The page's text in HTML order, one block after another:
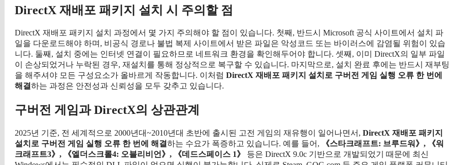
DirectX 재배포 패키지 설치 시 주의할 점
DirectX 재배포 패키지 설치 과정에서 몇 가지 주의해야 할 점이 있습니다. 첫째, 반드시 Microsoft 공식 사이트에서 설치 파
일을 다운로드해야 하며, 비공식 경로나 불법 복제 사이트에서 받은 파일은 악성코드 또는 바이러스에 감염될 위험이 있습
니다. 둘째, 설치 중에는 인터넷 연결이 필요하므로 네트워크 환경을 확인해두어야 합니다. 셋째, 이미 DirectX의 일부 파일
이 손상되었거나 누락된 경우, 재설치를 통해 정상적으로 복구할 수 있습니다. 마지막으로, 설치 완료 후에는 반드시 재부팅
을 해주셔야 모든 구성요소가 올바르게 작동합니다. 이처럼 DirectX 재배포 패키지 설치로 구버전 게임 실행 오류 한 번에
해결하는 과정은 안전성과 신뢰성을 모두 갖추고 있습니다.
구버전 게임과 DirectX의 상관관계
2025년 기준, 전 세계적으로 2000년대~2010년대 초반에 출시된 고전 게임의 재유행이 일어나면서, DirectX 재배포 패키지
설치로 구버전 게임 실행 오류 한 번에 해결하는 수요가 폭증하고 있습니다. 예를 들어,
《스타크래프트: 브루드워》, 《워
크래프트3》, 《엘더스크롤4: 오블리비언》, 《데드스페이스 1》
등은 DirectX 9.0c 기반으로 개발되었기 때문에 최신